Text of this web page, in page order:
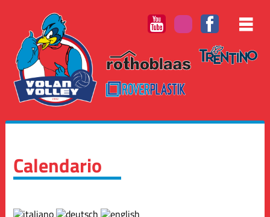
Calendario